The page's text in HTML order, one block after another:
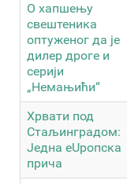
О хапшењу
свештеника
оптуженог да је
дилер дроге и
серији
„Немањићи“
Хрвати под
Стаљинградом:
Једна еUропска
прича